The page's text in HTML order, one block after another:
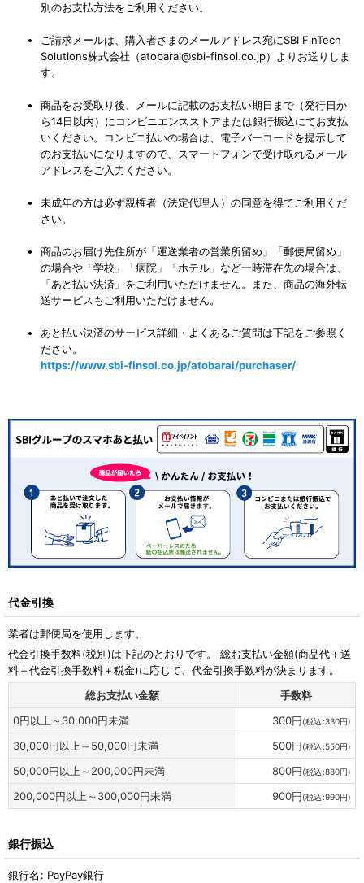
別のお支払方法をご利用ください。
ご請求メールは、購入者さまのメールアドレス宛にSBI FinTech
Solutions株式会社（atobarai@sbi-finsol.co.jp）よりお送りしま
す。
商品をお受取り後、メールに記載のお支払い期日まで（発行日か
ら14日以内）にコンビニエンスストアまたは銀行振込にてお支払
いください。コンビニ払いの場合は、電子バーコードを提示して
のお支払いになりますので、スマートフォンで受け取れるメール
アドレスをご入力ください。
未成年の方は必ず親権者（法定代理人）の同意を得てご利用くだ
さい。
商品のお届け先住所が「運送業者の営業所留め」「郵便局留め」
の場合や「学校」「病院」「ホテル」など一時滞在先の場合は、
「あと払い決済」をご利用いただけません。また、商品の海外転
送サービスもご利用いただけません。
あと払い決済のサービス詳細・よくあるご質問は下記をご参照く
ださい。
https://www.sbi-finsol.co.jp/atobarai/purchaser/
代金引換
業者は郵便局を使用します。
代金引換手数料(税別)は下記のとおりです。 総お支払い金額(商品代＋送
料＋代金引換手数料＋税金)に応じて、代金引換手数料が決まります。
総お支払い金額
手数料
0円以上～30,000円未満 300円(税込:330円)
30,000円以上～50,000円未満 500円(税込:550円)
50,000円以上～200,000円未満 800円(税込:880円)
200,000円以上～300,000円未満 900円(税込:990円)
銀行振込
銀行名 : PayPay銀行